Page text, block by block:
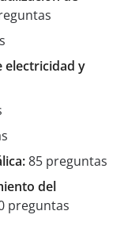
electricidad y
85 preguntas
del
preguntas